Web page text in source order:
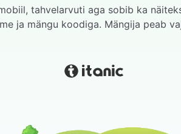
tahvelarvuti aga sobib ka
ja mängu koodiga. Mängija peab
ja selle avada.
esitab vastuse suuliselt.